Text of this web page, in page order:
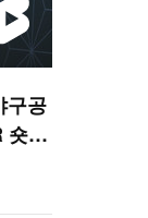
구공
숏